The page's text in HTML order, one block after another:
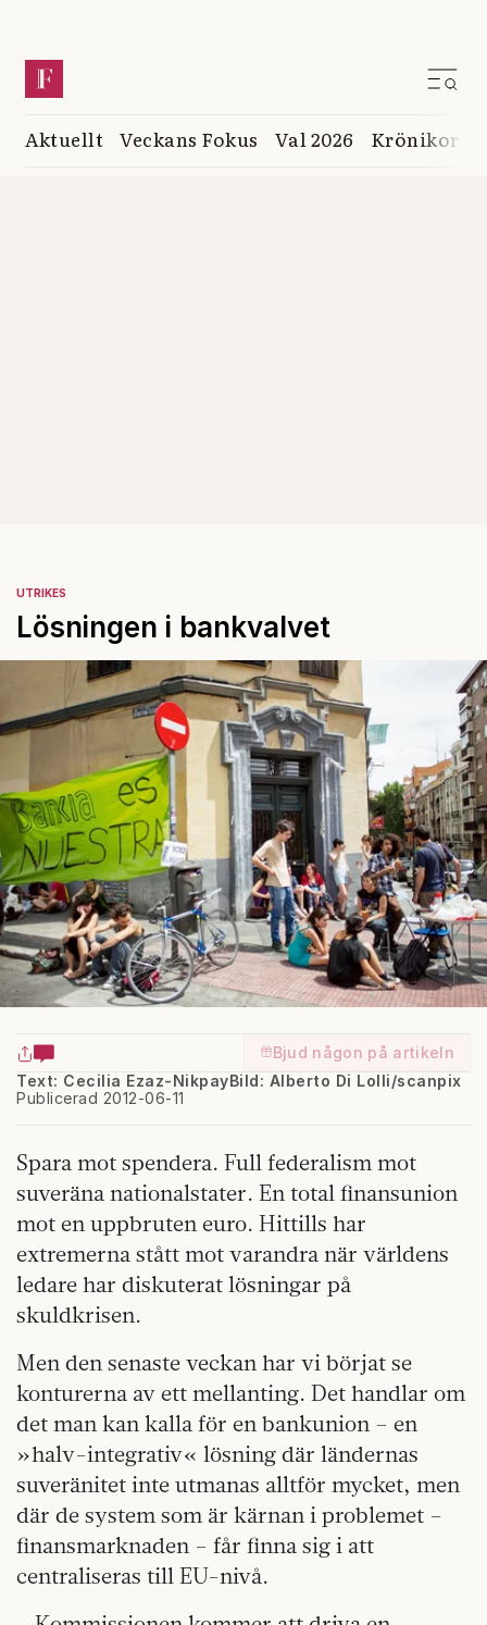
Aktuellt Veckans Fokus Val 2026 Krönikor
UTRIKES
Lösningen i bankvalvet
Bjud någon på artikeln
Text: Cecilia Ezaz-Nikpay
Publicerad 2012-06-11
Bild: Alberto Di Lolli/scanpix
Spara mot spendera. Full federalism mot
suveräna nationalstater. En total finansunion
mot en uppbruten euro. Hittills har
extremerna stått mot varandra när världens
ledare har diskuterat lösningar på
skuldkrisen.
Men den senaste veckan har vi börjat se
konturerna av ett mellanting. Det handlar om
det man kan kalla för en bankunion – en
»halv-integrativ« lösning där ländernas
suveränitet inte utmanas alltför mycket, men
där de system som är kärnan i problemet –
finansmarknaden – får finna sig i att
centraliseras till EU-nivå.